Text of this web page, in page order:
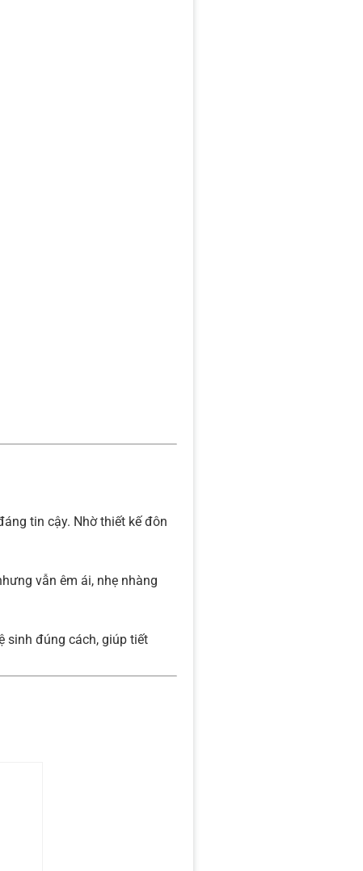
tin cậy. Nhờ thiết kế đôn
vẫn êm ái, nhẹ nhàng
sinh đúng cách, giúp tiết